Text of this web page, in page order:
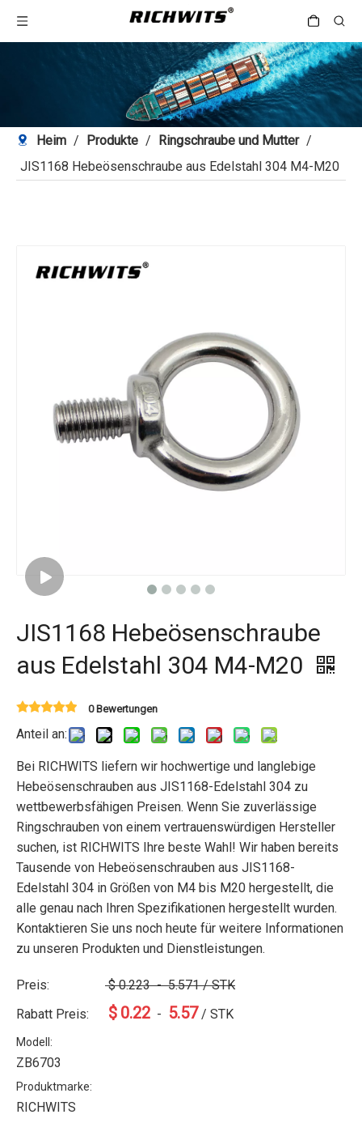
Heim / Produkte / Ringschraube und Mutter /
JIS1168 Hebeösenschraube aus Edelstahl 304 M4-M20
JIS1168 Hebeösenschraube
aus Edelstahl 304 M4-M20
0 Bewertungen
Anteil an:
Bei RICHWITS liefern wir hochwertige und langlebige
Hebeösenschrauben aus JIS1168-Edelstahl 304 zu
wettbewerbsfähigen Preisen. Wenn Sie zuverlässige
Ringschrauben von einem vertrauenswürdigen Hersteller
suchen, ist RICHWITS Ihre beste Wahl! Wir haben bereits
Tausende von Hebeösenschrauben aus JIS1168-
Edelstahl 304 in Größen von M4 bis M20 hergestellt, die
alle genau nach Ihren Spezifikationen hergestellt wurden.
Kontaktieren Sie uns noch heute für weitere Informationen
zu unseren Produkten und Dienstleistungen.
Preis: $ 0.223 - 5.571 / STK
Rabatt Preis:
$ 0.22 - 5.57 / STK
Modell:
ZB6703
Produktmarke:
RICHWITS